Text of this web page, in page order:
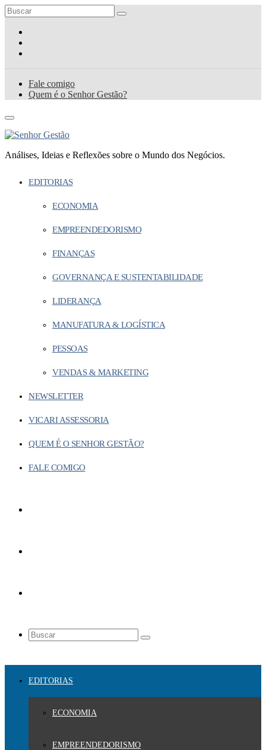
Fale comigo
Quem é o Senhor Gestão?
Análises, Ideias e Reflexões sobre o Mundo dos Negócios.
EDITORIAS
ECONOMIA
EMPREENDEDORISMO
FINANÇAS
GOVERNANÇA E SUSTENTABILIDADE
LIDERANÇA
MANUFATURA & LOGÍSTICA
PESSOAS
VENDAS & MARKETING
NEWSLETTER
VICARI ASSESSORIA
QUEM É O SENHOR GESTÃO?
FALE COMIGO
EDITORIAS
ECONOMIA
EMPREENDEDORISMO